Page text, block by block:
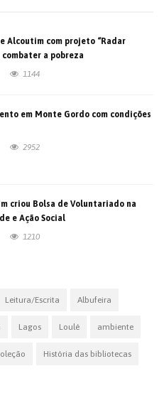
Alcoutim com projeto “Radar
combater a pobreza
1144
em Monte Gordo com condições
2952
criou Bolsa de Voluntariado na
e Ação Social
1210
Leitura/Escrita Albufeira
Lagos Loulé ambiente
História das bibliotecas